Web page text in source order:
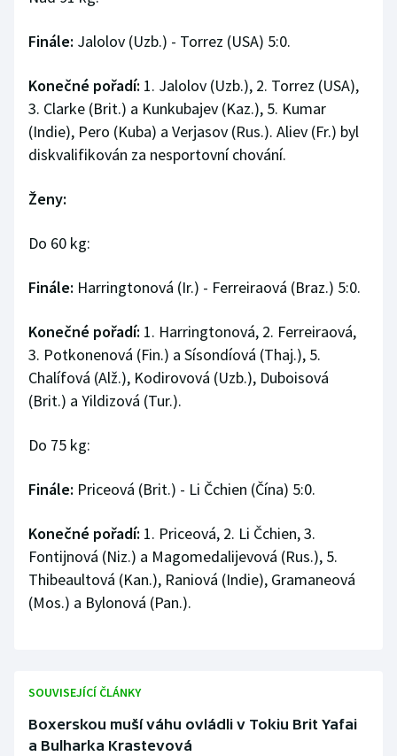
Finále: Jalolov (Uzb.) - Torrez (USA) 5:0.
Konečné pořadí: 1. Jalolov (Uzb.), 2. Torrez (USA),
3. Clarke (Brit.) a Kunkubajev (Kaz.), 5. Kumar
(Indie), Pero (Kuba) a Verjasov (Rus.). Aliev (Fr.) byl
diskvalifikován za nesportovní chování.
Ženy:
Do 60 kg:
Finále: Harringtonová (Ir.) - Ferreiraová (Braz.) 5:0.
Konečné pořadí: 1. Harringtonová, 2. Ferreiraová,
3. Potkonenová (Fin.) a Sísondíová (Thaj.), 5.
Chalífová (Alž.), Kodirovová (Uzb.), Duboisová
(Brit.) a Yildizová (Tur.).
Do 75 kg:
Finále: Priceová (Brit.) - Li Čchien (Čína) 5:0.
Konečné pořadí: 1. Priceová, 2. Li Čchien, 3.
Fontijnová (Niz.) a Magomedalijevová (Rus.), 5.
Thibeaultová (Kan.), Raniová (Indie), Gramaneová
(Mos.) a Bylonová (Pan.).
SOUVISEJÍCÍ ČLÁNKY
Boxerskou muší váhu ovládli v Tokiu Brit Yafai
a Bulharka Krastevová